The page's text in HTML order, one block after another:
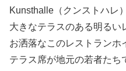
Kunsthalle（クンストハレ
大きなテラスのある明るい
お洒落なこのレストランホ
テラス席が地元の若者たち